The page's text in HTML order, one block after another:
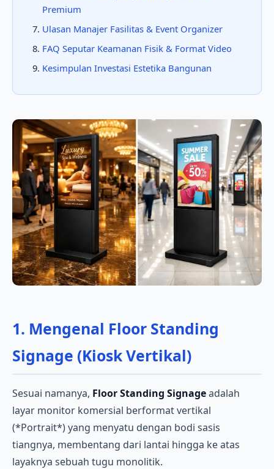
Premium
Ulasan Manajer Fasilitas & Event Organizer
FAQ Seputar Keamanan Fisik & Format Video
Kesimpulan Investasi Estetika Bangunan
1. Mengenal Floor Standing
Signage (Kiosk Vertikal)
Sesuai namanya, Floor Standing Signageadalah
layar monitor komersial berformat vertikal
(*Portrait*) yang menyatu dengan bodi sasis
tiangnya, membentang dari lantai hingga ke atas
layaknya sebuah tugu monolitik.